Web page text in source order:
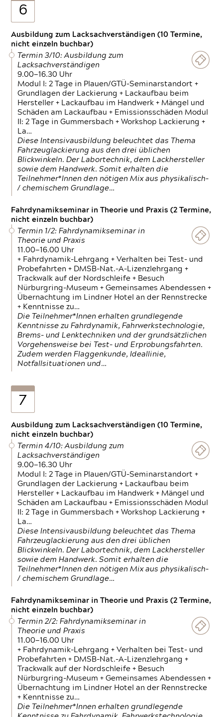
6
Ausbildung zum Lacksachverständigen (10 Termine,
nicht einzeln buchbar)
Termin 3/10: Ausbildung zum
Lacksachverständigen
9.00—16.30 Uhr
Modul I: 2 Tage in Plauen/GTÜ-Seminarstandort +
Grundlagen der Lackierung + Lackaufbau beim
Hersteller + Lackaufbau im Handwerk + Mängel und
Schäden am Lackaufbau + Emissionsschäden Modul
II: 2 Tage in Gummersbach + Workshop Lackierung +
La…
Diese Intensivausbildung beleuchtet das Thema
Fahrzeuglackierung aus den drei üblichen
Blickwinkeln. Der Labortechnik, dem Lackhersteller
sowie dem Handwerk. Somit erhalten die
Teilnehmer*Innen den nötigen Mix aus physikalisch-
/ chemischem Grundlage…
Fahrdynamikseminar in Theorie und Praxis (2 Termine,
nicht einzeln buchbar)
Termin 1/2: Fahrdynamikseminar in
Theorie und Praxis
11.00—16.00 Uhr
+ Fahrdynamik-Lehrgang + Verhalten bei Test- und
Probefahrten + DMSB-Nat.-A-Lizenzlehrgang +
Trackwalk auf der Nordschleife + Besuch
Nürburgring-Museum + Gemeinsames Abendessen +
Übernachtung im Lindner Hotel an der Rennstrecke
+ Kenntnisse zu…
Die Teilnehmer*Innen erhalten grundlegende
Kenntnisse zu Fahrdynamik, Fahrwerkstechnologie,
Brems- und Lenktechniken und der grundsätzlichen
Vorgehensweise bei Test- und Erprobungsfahrten.
Zudem werden Flaggenkunde, Ideallinie,
Notfallsituationen und…
7
Ausbildung zum Lacksachverständigen (10 Termine,
nicht einzeln buchbar)
Termin 4/10: Ausbildung zum
Lacksachverständigen
9.00—16.30 Uhr
Modul I: 2 Tage in Plauen/GTÜ-Seminarstandort +
Grundlagen der Lackierung + Lackaufbau beim
Hersteller + Lackaufbau im Handwerk + Mängel und
Schäden am Lackaufbau + Emissionsschäden Modul
II: 2 Tage in Gummersbach + Workshop Lackierung +
La…
Diese Intensivausbildung beleuchtet das Thema
Fahrzeuglackierung aus den drei üblichen
Blickwinkeln. Der Labortechnik, dem Lackhersteller
sowie dem Handwerk. Somit erhalten die
Teilnehmer*Innen den nötigen Mix aus physikalisch-
/ chemischem Grundlage…
Fahrdynamikseminar in Theorie und Praxis (2 Termine,
nicht einzeln buchbar)
Termin 2/2: Fahrdynamikseminar in
Theorie und Praxis
11.00—16.00 Uhr
+ Fahrdynamik-Lehrgang + Verhalten bei Test- und
Probefahrten + DMSB-Nat.-A-Lizenzlehrgang +
Trackwalk auf der Nordschleife + Besuch
Nürburgring-Museum + Gemeinsames Abendessen +
Übernachtung im Lindner Hotel an der Rennstrecke
+ Kenntnisse zu…
Die Teilnehmer*Innen erhalten grundlegende